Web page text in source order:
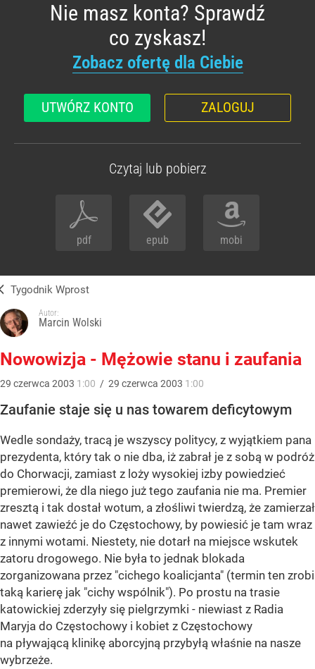
Nie masz konta? Sprawdź
co zyskasz!
Zobacz ofertę dla Ciebie
UTWÓRZ KONTO ZALOGUJ
Czytaj lub pobierz
pdf epub mobi
Tygodnik Wprost
Autor:
Marcin Wolski
Nowowizja - Mężowie stanu i zaufania
29 czerwca 2003 1:00 / 29 czerwca 2003 1:00
Zaufanie staje się u nas towarem deficytowym
Wedle sondaży, tracą je wszyscy politycy, z wyjątkiem pana
prezydenta, który tak o nie dba, iż zabrał je z sobą w podróż
do Chorwacji, zamiast z loży wysokiej izby powiedzieć
premierowi, że dla niego już tego zaufania nie ma. Premier
zresztą i tak dostał wotum, a złośliwi twierdzą, że zamierzał
nawet zawieźć je do Częstochowy, by powiesić je tam wraz
z innymi wotami. Niestety, nie dotarł na miejsce wskutek
zatoru drogowego. Nie była to jednak blokada
zorganizowana przez "cichego koalicjanta" (termin ten zrobi
taką karierę jak "cichy wspólnik"). Po prostu na trasie
katowickiej zderzyły się pielgrzymki - niewiast z Radia
Maryja do Częstochowy i kobiet z Częstochowy
na pływającą klinikę aborcyjną przybyłą właśnie na nasze
wybrzeże.